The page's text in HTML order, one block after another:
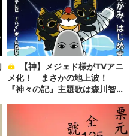
メ化！ まさかの地上波！
『神々の記』主題歌は森川智之